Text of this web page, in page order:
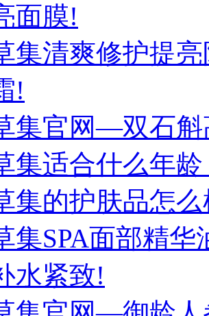
面膜!
集清爽修护提
!
集官网—双石斛
集适合什么年龄
集的护肤品怎
集SPA面部精
水紧致!